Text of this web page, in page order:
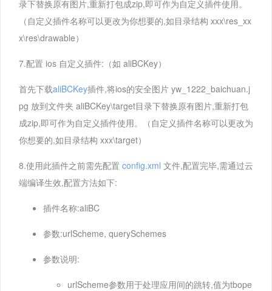
录下替换原有图片,重新打包成zip,即可作为自定义插件使用。
（自定义插件名称可以更改为你想要的,如目录结构 xxx\res_xx
x\res\drawable）
7.配置 ios 自定义插件:（如 aliBCKey）
首先下载aliBCKey插件,将ios的安全图片 yw_1222_baichuan.j
pg 放到文件夹 aliBCKey\target目录下替换原有图片,重新打包
成zip,即可作为自定义插件使用。（自定义插件名称可以更改为
你想要的,如目录结构 xxx\target）
8.使用此插件之前需先配置 config.xml 文件,配置完毕,需通过云
端编译生效,配置方法如下:
插件名称:aliBC
参数:urlScheme, querySchemes
参数说明:
urlScheme参数用于处理应用间的跳转,值为tbope